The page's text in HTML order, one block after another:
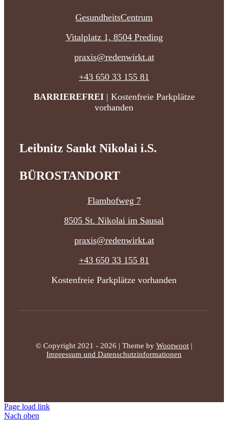
GesundheitsCentrum
Vitalplatz 1, 8504 Preding
praxis@redenwirkt.at
+43 650 33 155 81
BARRIEREFREI| Kostenfreie Parkplätze
vorhanden
Leibnitz Sankt Nikolai i.S.
BÜROSTANDORT
Flamhofweg 7
8505 St. Nikolai im Sausal
praxis@redenwirkt.at
+43 650 33 155 81
Kostenfreie Parkplätze vorhanden
© Copyright 2021 - 2026 | Theme by Wootwoot |
Impressum und Datenschutzinformationen
Page load link
Nach oben